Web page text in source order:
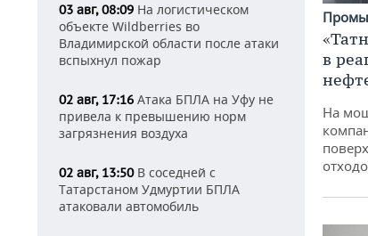
03 авг, 08:09 На логистическом
объекте Wildberries во
Владимирской области после атаки
вспыхнул пожар
02 авг, 17:16 Атака БПЛА на Уфу не
привела к превышению норм
загрязнения воздуха
02 авг, 13:50В соседней с
Татарстаном Удмуртии БПЛА
атаковали автомобиль
в
На